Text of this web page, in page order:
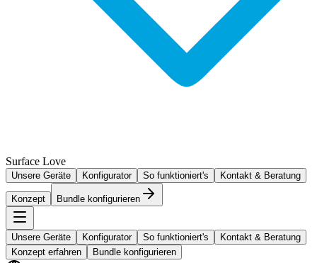
Surface Love
Unsere Geräte Konfigurator So funktioniert's Kontakt & Beratung
Konzept Bundle konfigurieren
Unsere Geräte Konfigurator So funktioniert's
Kontakt & Beratung
Konzept erfahren
Bundle konfigurieren